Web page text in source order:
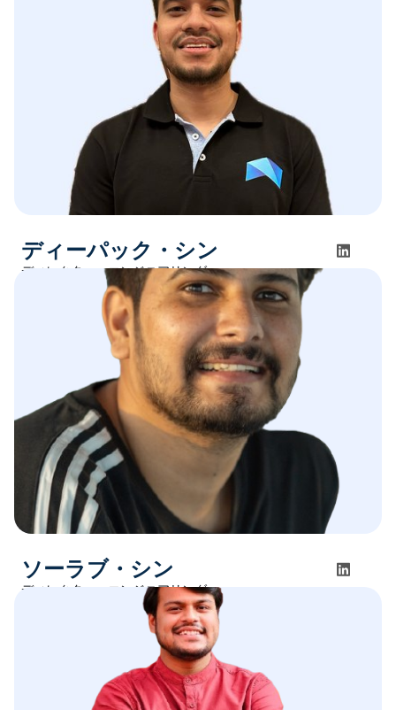
ディーパック・シン
ディレクター・エンジニアリング
ソーラブ・シン
ディレクター・エンジニアリング